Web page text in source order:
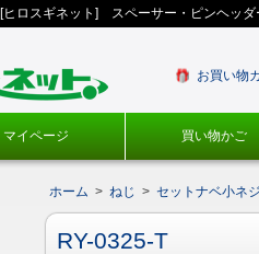
[ヒロスギネット] スペーサー・ピンヘッ
お買い物
マイページ 買い物かご
ホーム > ねじ > セットナベ小ネ
RY-0325-T